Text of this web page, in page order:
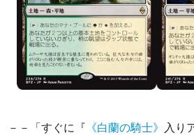
－－「すぐに『 《白蘭の騎士》
入り